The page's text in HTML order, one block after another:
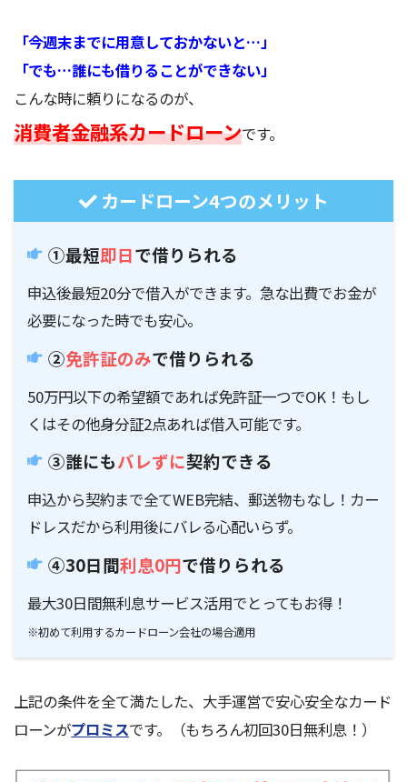
「今週末までに用意しておかないと…」
「でも…誰にも借りることができない」
こんな時に頼りになるのが、
消費者金融系カードローンです。
カードローン4つのメリット
①最短即日で借りられる
申込後最短20分で借入ができます。急な出費でお金が
必要になった時でも安心。
②免許証のみで借りられる
50万円以下の希望額であれば免許証一つでOK！もし
くはその他身分証2点あれば借入可能です。
③誰にもバレずに契約できる
申込から契約まで全てWEB完結、郵送物もなし！カー
ドレスだから利用後にバレる心配いらず。
④30日間利息0円で借りられる
最大30日間無利息サービス活用でとってもお得！
※初めて利用するカードローン会社の場合適用
上記の条件を全て満たした、大手運営で安心安全なカード
ローンがプロミスです。（もちろん初回30日無利息！ ）